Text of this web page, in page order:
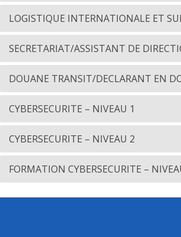
LOGISTIQUE INTERNATIONALE ET
SECRETARIAT/ASSISTANT DE
DOUANE TRANSIT/DECLARANT EN
CYBERSECURITE – NIVEAU 1
CYBERSECURITE – NIVEAU 2
FORMATION CYBERSECURITE –